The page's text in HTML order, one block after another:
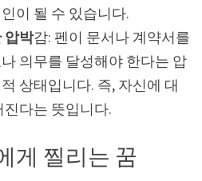
이 될 수 있습니다.
압박감: 펜이 문서나 계약서를
의무를 달성해야 한다는 압
상태입니다. 즉, 자신에 대
다는 뜻입니다.
게 찔리는 꿈